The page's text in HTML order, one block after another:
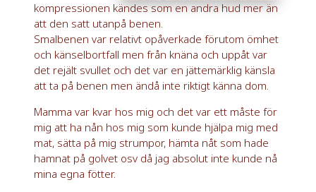
kompressionen kändes som en andra hud mer än
att den satt utanpå benen.
Smalbenen var relativt opåverkade förutom ömhet
och känselbortfall men från knäna och uppåt var
det rejält svullet och det var en jättemärklig känsla
att ta på benen men ändå inte riktigt känna dom.
Mamma var kvar hos mig och det var ett måste för
mig att ha nån hos mig som kunde hjälpa mig med
mat, sätta på mig strumpor, hämta nåt som hade
hamnat på golvet osv då jag absolut inte kunde nå
mina egna fötter.